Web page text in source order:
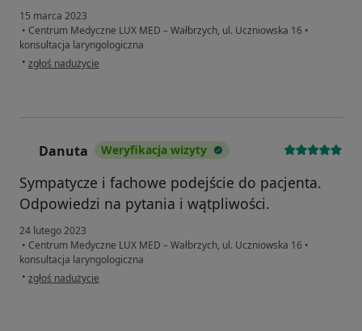
15 marca 2023
• Centrum Medyczne LUX MED – Wałbrzych, ul. Uczniowska 16 •
konsultacja laryngologiczna
• w opinii użytkownika Ola K.
zgłoś nadużycie
Danuta Weryfikacja wizyty
Sympatycze i fachowe podejście do pacjenta.
Odpowiedzi na pytania i wątpliwości.
24 lutego 2023
• Centrum Medyczne LUX MED – Wałbrzych, ul. Uczniowska 16 •
konsultacja laryngologiczna
• w opinii użytkownika Danuta
zgłoś nadużycie